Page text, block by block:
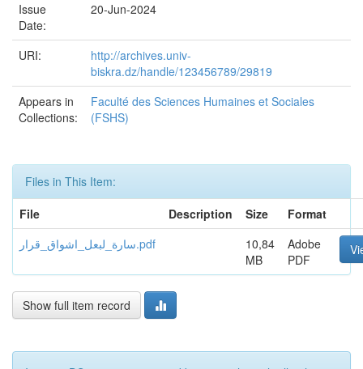
Issue
Date:
20-Jun-2024
URI:
http://archives.univ-
biskra.dz/handle/123456789/29819
Appears in
Collections:
Faculté des Sciences Humaines et Sociales
(FSHS)
Files in This Item:
File
Description Size
Format
سارة_لبعل_اشواق_قرار.pdf
10,84
MB
Adobe
PDF
Show full item record